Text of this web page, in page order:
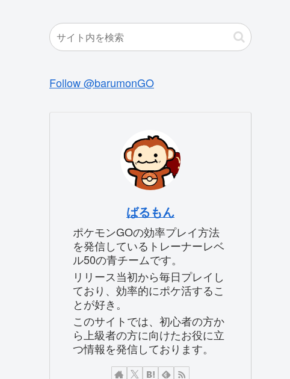
Follow @barumonGO
ばるもん
ポケモンGOの効率プレイ方法
を発信しているトレーナーレベ
ル50の青チームです。
リリース当初から毎日プレイし
ており、効率的にポケ活するこ
とが好き。
このサイトでは、初心者の方か
ら上級者の方に向けたお役に立
つ情報を発信しております。